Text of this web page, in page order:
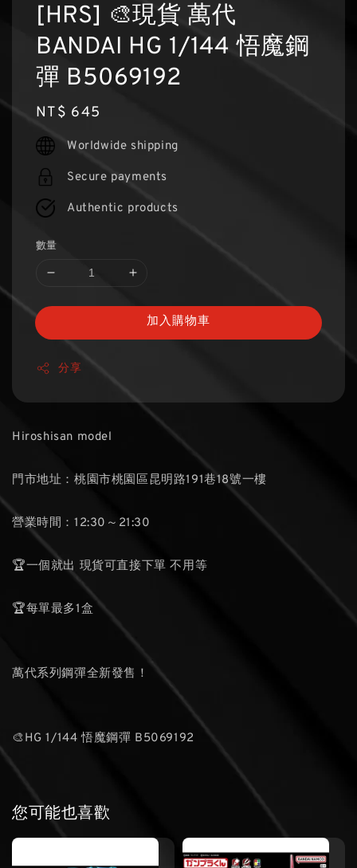
[HRS] 🎨現貨 萬代
BANDAI HG 1/144 悟魔鋼
彈 B5069192
Regular
price
NT$ 645
Worldwide shipping
Secure payments
Authentic products
數量
加入購物車
分享
Hiroshisan model
門市地址：桃園市桃園區昆明路191巷18號一樓
營業時間：12:30～21:30
🏆一個就出 現貨可直接下單 不用等
🏆每單最多1盒
萬代系列鋼彈全新發售！
🎨HG 1/144 悟魔鋼彈 B5069192
您可能也喜歡